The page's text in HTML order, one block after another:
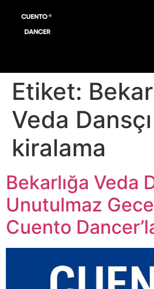
Etiket:
Veda Dansçı
kiralama
Bekarlığa Veda
Unutulmaz
Cuento